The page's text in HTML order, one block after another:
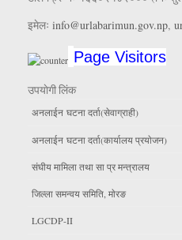
इमेलः info@urlabarimun.gov.np,
Page Visitors
उपयाेगी लिंक
अनलाईन घटना दर्ता(सेवाग्राही)
अनलाईन घटना दर्ता(कार्यालय प्रयाेजन)
संघीय मामिला तथा सा प्र मन्त्रालय
जिल्ला समन्वय समिति, माेरङ
LGCDP-II